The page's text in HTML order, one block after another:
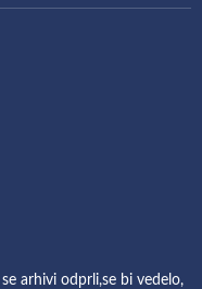
arhivi odprli,se bi vedelo,